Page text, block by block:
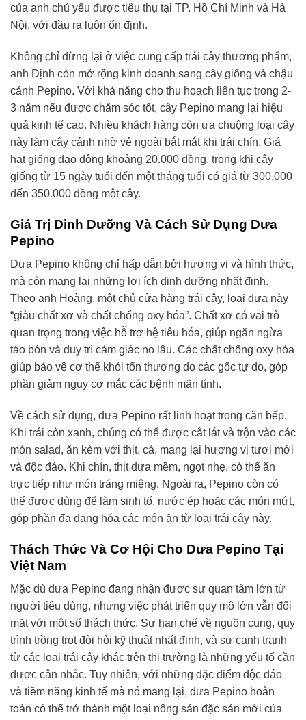
của anh chủ yếu được tiêu thụ tại TP. Hồ Chí Minh và Hà
Nội, với đầu ra luôn ổn định.
Không chỉ dừng lại ở việc cung cấp trái cây thương phẩm,
anh Định còn mở rộng kinh doanh sang cây giống và chậu
cảnh Pepino. Với khả năng cho thu hoạch liên tục trong 2-
3 năm nếu được chăm sóc tốt, cây Pepino mang lại hiệu
quả kinh tế cao. Nhiều khách hàng còn ưa chuộng loại cây
này làm cây cảnh nhờ vẻ ngoài bắt mắt khi trái chín. Giá
hạt giống dao động khoảng 20.000 đồng, trong khi cây
giống từ 15 ngày tuổi đến một tháng tuổi có giá từ 300.000
đến 350.000 đồng một cây.
Giá Trị Dinh Dưỡng Và Cách Sử Dụng Dưa
Pepino
Dưa Pepino không chỉ hấp dẫn bởi hương vị và hình thức,
mà còn mang lại những lợi ích dinh dưỡng nhất định.
Theo anh Hoàng, một chủ cửa hàng trái cây, loại dưa này
“giàu chất xơ và chất chống oxy hóa”. Chất xơ có vai trò
quan trọng trong việc hỗ trợ hệ tiêu hóa, giúp ngăn ngừa
táo bón và duy trì cảm giác no lâu. Các chất chống oxy hóa
giúp bảo vệ cơ thể khỏi tổn thương do các gốc tự do, góp
phần giảm nguy cơ mắc các bệnh mãn tính.
Về cách sử dụng, dưa Pepino rất linh hoạt trong căn bếp.
Khi trái còn xanh, chúng có thể được cắt lát và trộn vào các
món salad, ăn kèm với thịt, cá, mang lại hương vị tươi mới
và độc đáo. Khi chín, thịt dưa mềm, ngọt nhẹ, có thể ăn
trực tiếp như món tráng miệng. Ngoài ra, Pepino còn có
thể được dùng để làm sinh tố, nước ép hoặc các món mứt,
góp phần đa dạng hóa các món ăn từ loại trái cây này.
Thách Thức Và Cơ Hội Cho Dưa Pepino Tại
Việt Nam
Mặc dù dưa Pepino đang nhận được sự quan tâm lớn từ
người tiêu dùng, nhưng việc phát triển quy mô lớn vẫn đối
mặt với một số thách thức. Sự hạn chế về nguồn cung, quy
trình trồng trọt đòi hỏi kỹ thuật nhất định, và sự cạnh tranh
từ các loại trái cây khác trên thị trường là những yếu tố cần
được cân nhắc. Tuy nhiên, với những đặc điểm độc đáo
và tiềm năng kinh tế mà nó mang lại, dưa Pepino hoàn
toàn có thể trở thành một loại nông sản đặc sản mới của